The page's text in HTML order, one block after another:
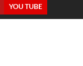
YOU TUBE